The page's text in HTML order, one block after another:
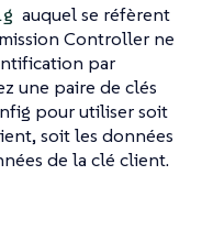
auquel se réfèrent
Controller ne
par
une paire de clés
pour utiliser soit
soit les données
de la clé client.